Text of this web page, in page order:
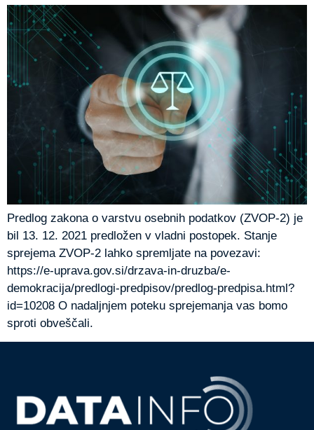
Predlog zakona o varstvu osebnih podatkov (ZVOP-2) je
bil 13. 12. 2021 predložen v vladni postopek. Stanje
sprejema ZVOP-2 lahko spremljate na povezavi:
https://e-uprava.gov.si/drzava-in-druzba/e-
demokracija/predlogi-predpisov/predlog-predpisa.html?
id=10208 O nadaljnjem poteku sprejemanja vas bomo
sproti obveščali.